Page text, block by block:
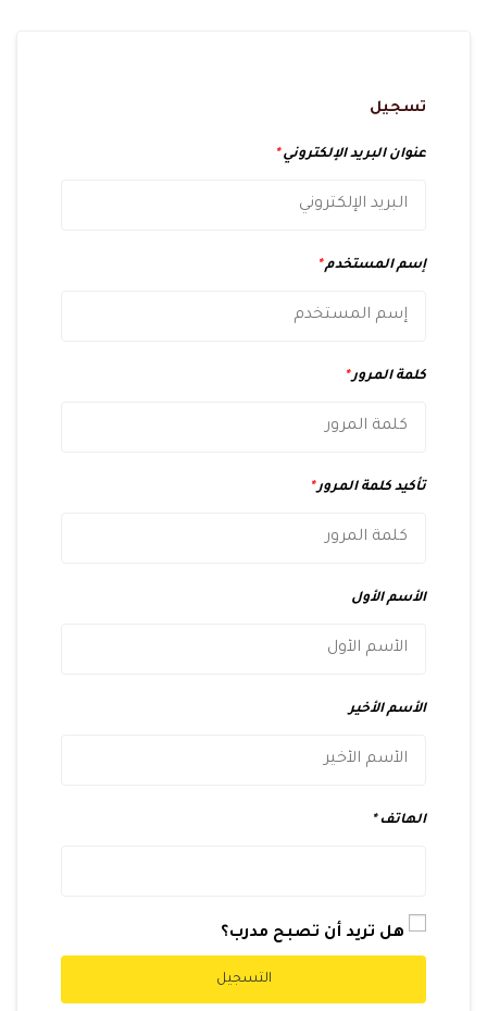
تسجيل
عنوان البريد الإلكتروني*
إسم المستخدم*
كلمة المرور*
تأكيد كلمة المرور*
الأسم الأول
الأسم الأخير
الهاتف
هل تريد أن تصبح مدرب؟
التسجيل